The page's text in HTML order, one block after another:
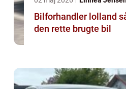
Bilforhandler lolland sådan finder du
den rette brugte bil